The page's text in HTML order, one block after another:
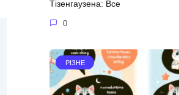
Тізенгаузена: Все
0
РІЗНЕ